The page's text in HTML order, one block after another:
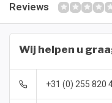
Reviews
Wij helpen u
+31 (0) 255 820